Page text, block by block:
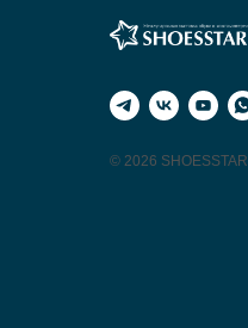
© 2026 SHOESSTAR